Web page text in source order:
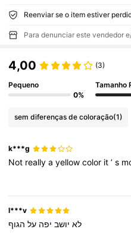
Para denunciar este vendedor
4,00 (3)
Pequeno
0%
Tamanho
sem diferenças de coloração(1)
k***g
Not reallyayellowcolor it’s
l***v
לא יושב יפה על הגוף